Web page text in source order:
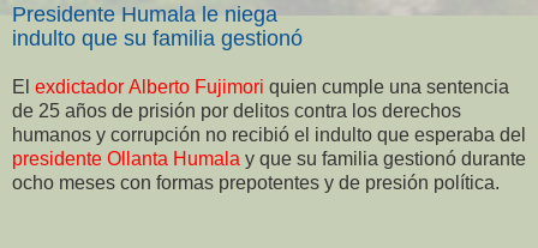
Presidente Humala le niega
indulto que su familia gestionó
El exdictador Alberto Fujimori quien cumple una sentencia
de 25 años de prisión por delitos contra los derechos
humanos y corrupción no recibió el indulto que esperaba del
presidente Ollanta Humala y que su familia gestionó durante
ocho meses con formas prepotentes y de presión política.